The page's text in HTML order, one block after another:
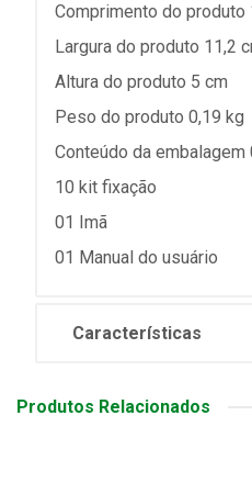
Comprimento do produto
Largura do produto 11,2
Altura do produto 5 cm
Peso do produto 0,19 kg
Conteúdo da
10 kit fixação
01 Imã
01 Manual do usuário
Características
Produtos Relacionados